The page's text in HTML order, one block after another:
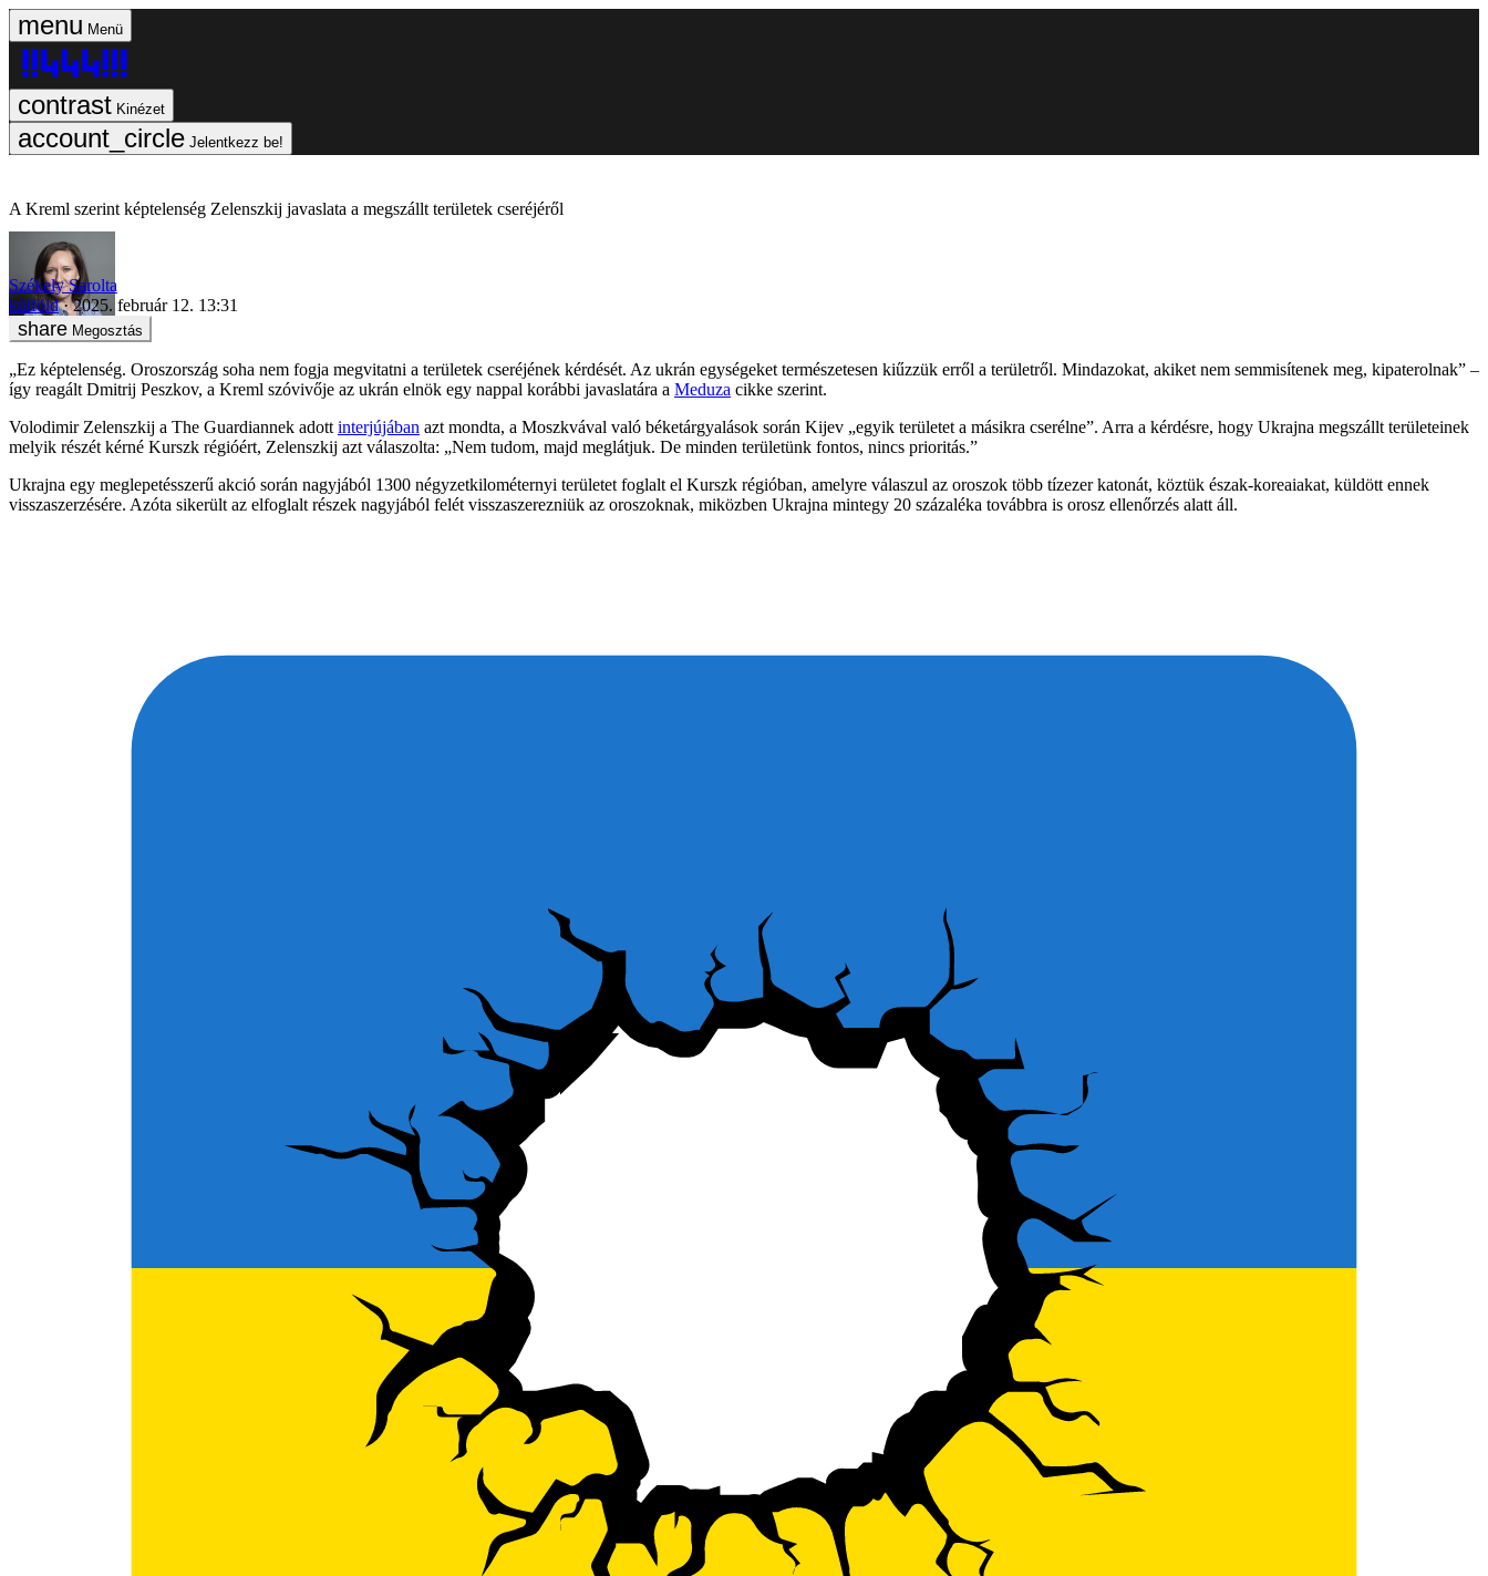
Menü
Kinézet
Jelentkezz be!
A Kreml szerint képtelenség Zelenszkij javaslata a megszállt területek cseréjéről
Székely Sarolta
külföld
2025. február 12. 13:31
Megosztás
„Ez képtelenség. Oroszország soha nem fogja megvitatni a területek cseréjének kérdését. Az ukrán egységeket természetesen kiűzzük erről a területről. Mindazokat, akiket nem semmisítenek meg, kipaterolnak” –
így reagált Dmitrij Peszkov, a Kreml szóvivője az ukrán elnök egy nappal korábbi javaslatára a Meduza cikke szerint.
Volodimir Zelenszkij a The Guardiannek adott interjújában azt mondta, a Moszkvával való béketárgyalások során Kijev „egyik területet a másikra cserélne”. Arra a kérdésre, hogy Ukrajna megszállt területeinek
melyik részét kérné Kurszk régióért, Zelenszkij azt válaszolta: „Nem tudom, majd meglátjuk. De minden területünk fontos, nincs prioritás.”
Ukrajna egy meglepetésszerű akció során nagyjából 1300 négyzetkilométernyi területet foglalt el Kurszk régióban, amelyre válaszul az oroszok több tízezer katonát, köztük észak-koreaiakat, küldött ennek
visszaszerzésére. Azóta sikerült az elfoglalt részek nagyjából felét visszaszerezniük az oroszoknak, miközben Ukrajna mintegy 20 százaléka továbbra is orosz ellenőrzés alatt áll.